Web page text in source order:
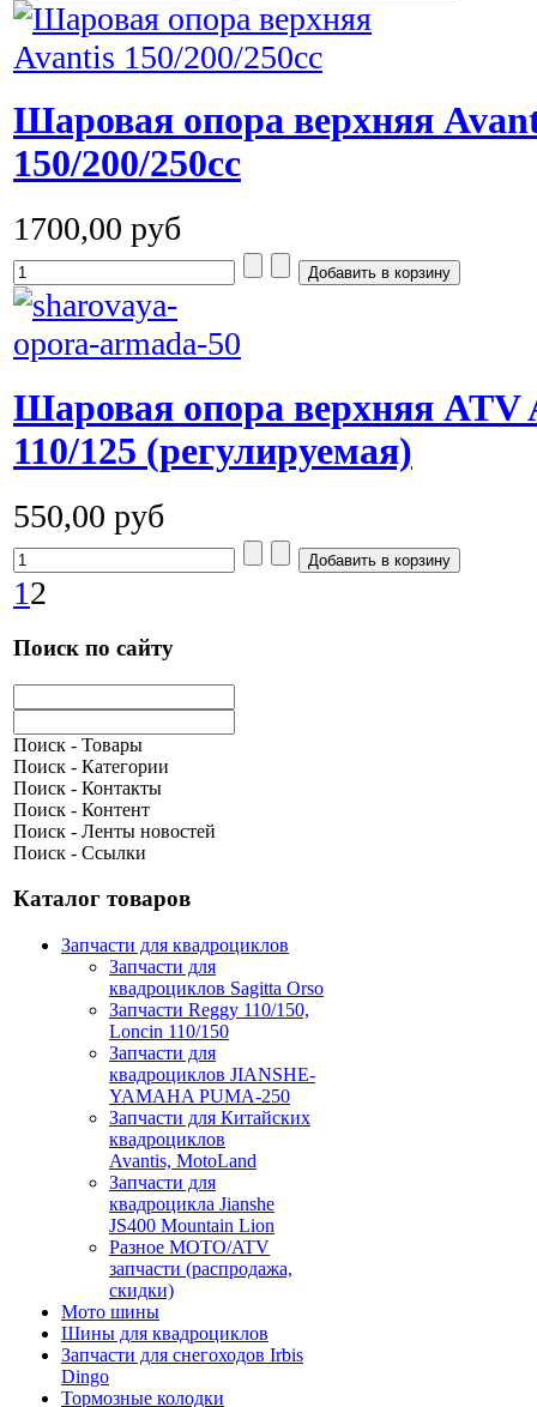
Шаровая опора верхняя
150/200/250сс
1700,00 руб
Шаровая опора верхняя ATV
110/125 (регулируемая)
550,00 руб
12
Поиск по сайту
Поиск - Товары
Поиск - Категории
Поиск - Контакты
Поиск - Контент
Поиск - Ленты новостей
Поиск - Ссылки
Каталог товаров
Запчасти для квадроциклов
Запчасти для
квадроциклов Sagitta Orso
Запчасти Reggy 110/150,
Loncin 110/150
Запчасти для
квадроциклов JIANSHE-
YAMAHA PUMA-250
Запчасти для Китайских
квадроциклов
Avantis, MotoLand
Запчасти для
квадроцикла Jianshe
JS400 Mountain Lion
Разное МОТО/ATV
запчасти (распродажа,
скидки)
Мото шины
Шины для квадроциклов
Запчасти для снегоходов Irbis
Dingo
Тормозные колодки